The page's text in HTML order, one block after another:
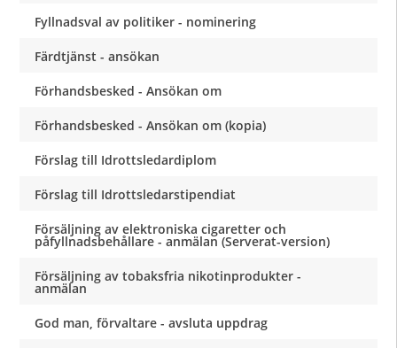
Fyllnadsval av politiker - nominering
Färdtjänst - ansökan
Förhandsbesked - Ansökan om
Förhandsbesked - Ansökan om (kopia)
Förslag till Idrottsledardiplom
Förslag till Idrottsledarstipendiat
Försäljning av elektroniska cigaretter och
påfyllnadsbehållare - anmälan (Serverat-version)
Försäljning av tobaksfria nikotinprodukter -
anmälan
God man, förvaltare - avsluta uppdrag